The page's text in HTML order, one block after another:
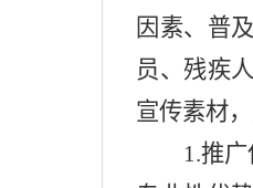
因素、普
员、残疾
宣传素材
1.推广